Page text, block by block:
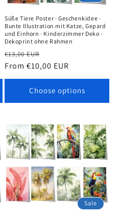
Süße Tiere Poster · Geschenkidee ·
Bunte Illustration mit Katze, Gepard
und Einhorn · Kinderzimmer Deko ·
Dekoprint ohne Rahmen
Regular
price
€13,00 EUR
price
From €10,00 EUR
Choose options
Sale